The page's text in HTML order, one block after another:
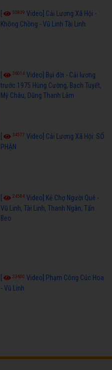
50839 Video] Cải Lương Xã Hội -
Không Chồng - Vũ Linh Tài Linh
36014 Video] Bụi đời - Cải lương
trước 1975 Hùng Cường, Bạch Tuyết,
Mỹ Châu, Dũng Thanh Lâm
34577 Video] Cải Lương Xã Hội: SỐ
PHẬN
24584 Video] Kẻ Chợ Người Quê -
Vũ Linh, Tài Linh, Thanh Ngân, Tấn
Beo
23600 Video] Phạm Công Cúc Hoa
- Vũ Linh